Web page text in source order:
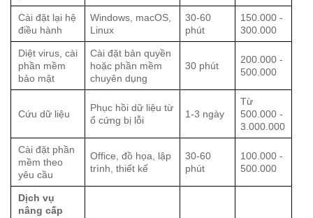
Cài đặt lại hệ
điều hành
Windows, macOS,
Linux
30-60
phút
150.000 -
300.000
Diệt virus, cài
phần mềm
bảo mật
Cài đặt bản quyền
hoặc phần mềm
chuyên dụng
30 phút
200.000 -
500.000
Cứu dữ liệu
Phục hồi dữ liệu từ
ổ cứng bị lỗi
1-3 ngày
Từ
500.000 -
3.000.000
Cài đặt phần
mềm theo
yêu cầu
Office, đồ họa, lập
trình, thiết kế
30-60
phút
100.000 -
500.000
Dịch vụ
nâng cấp